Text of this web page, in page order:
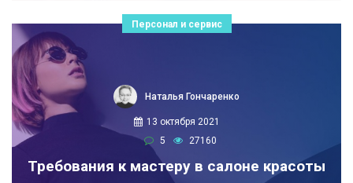
Персонал и сервис
Наталья Гончаренко
13 октября 2021
5
27160
Требования к мастеру в салоне красоты